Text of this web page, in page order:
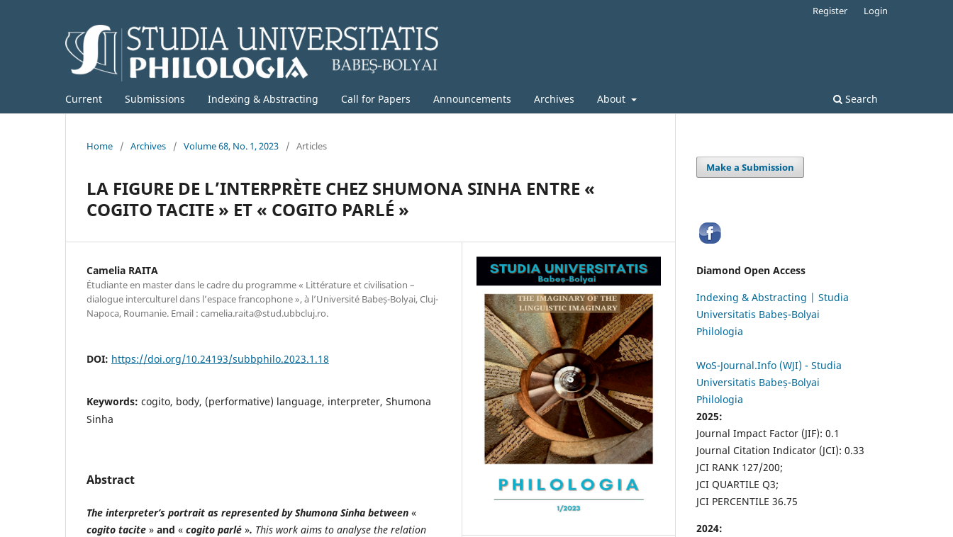
Current Submissions Indexing & Abstracting Call for Papers Announcements Archives About Search
Register Login
Home / Archives / Volume 68, No. 1, 2023 / Articles
LA FIGURE DE L’INTERPRÈTE CHEZ SHUMONA SINHA ENTRE «
COGITO TACITE » ET « COGITO PARLÉ »
Camelia RAITA
Étudiante en master dans le cadre du programme « Littérature et civilisation –
dialogue interculturel dans l’espace francophone », à l’Université Babeș-Bolyai, Cluj-
Napoca, Roumanie. Email : camelia.raita@stud.ubbcluj.ro.
DOI: https://doi.org/10.24193/subbphilo.2023.1.18
Keywords: cogito, body, (performative) language, interpreter, Shumona
Sinha
Abstract
The interpreter’s portrait as represented by Shumona Sinha between «
cogito tacite » and « cogito parlé ». This work aims to analyse the relation
Make a Submission
Diamond Open Access
Indexing & Abstracting | Studia
Universitatis Babeș-Bolyai
Philologia
WoS-Journal.Info (WJI) - Studia
Universitatis Babeș-Bolyai
Philologia
2025:
Journal Impact Factor (JIF): 0.1
Journal Citation Indicator (JCI): 0.33
JCI RANK 127/200;
JCI QUARTILE Q3;
JCI PERCENTILE 36.75
2024: